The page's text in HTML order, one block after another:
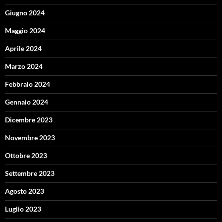
Giugno 2024
Maggio 2024
Aprile 2024
Marzo 2024
Febbraio 2024
Gennaio 2024
Dicembre 2023
Novembre 2023
Ottobre 2023
Settembre 2023
Agosto 2023
Luglio 2023